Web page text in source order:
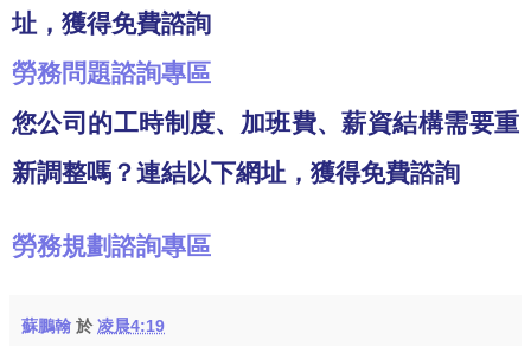
址，獲得免費諮詢
勞務問題諮詢專區
您公司的工時制度、加班費、薪資結構需要重
新調整嗎？連結以下網址，獲得免費諮詢
勞務規劃諮詢專區
蘇鵬翰 於凌晨4:19